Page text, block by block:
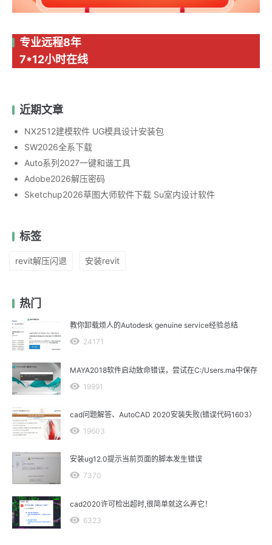
专业远程8年
7*12小时在线
近期文章
NX2512建模软件 UG模具设计安装包
SW2026全系下载
Auto系列2027一键和谐工具
Adobe2026解压密码
Sketchup2026草图大师软件下载 Su室内设计软件
标签
revit解压闪退 安装revit
热门
教你卸载烦人的Autodesk genuine service经验总结
24171
MAYA2018软件启动致命错误，尝试在C:/Users.ma中保存
19991
cad问题解答、AutoCAD 2020安装失败(错误代码1603）
19603
安装ug12.0提示当前页面的脚本发生错误
7370
cad2020许可检出超时,很简单就这么弄它！
6323